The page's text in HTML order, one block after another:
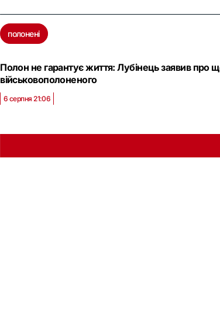
полонені
Полон не гарантує життя: Лубінець заявив про
військовополоненого
6 серпня 21:06